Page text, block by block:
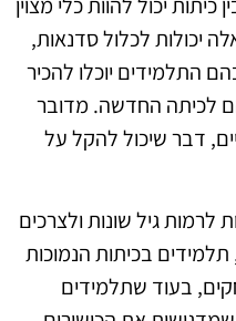
יכולות לכלול סדנאות,
התלמידים יוכלו להכיר
לכיתה החדשה. מדובר
דבר שיכול להקל על
לרמות גיל שונות ולצרכים
בכיתות הנמוכות
בעוד שתלמידים